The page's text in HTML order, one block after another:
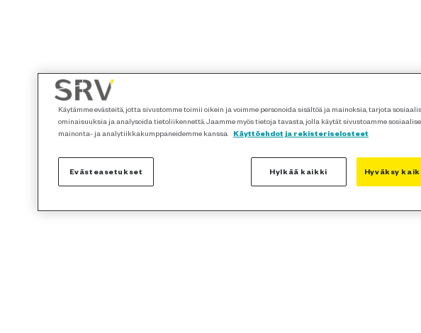
Käytämme evästeitä, jotta sivustomme toimii oikein ja voimme personoida sisältöä ja mainoksia, tarjota
ominaisuuksia ja analysoida tietoliikennettä. Jaamme myös tietoja tavasta, jolla käytät sivustoamme
mainonta- ja analytiikkakumppaneidemme kanssa.
Käyttöehdot ja rekisteriselosteet
Evästeasetukset Hylkää kaikki Hyväksy